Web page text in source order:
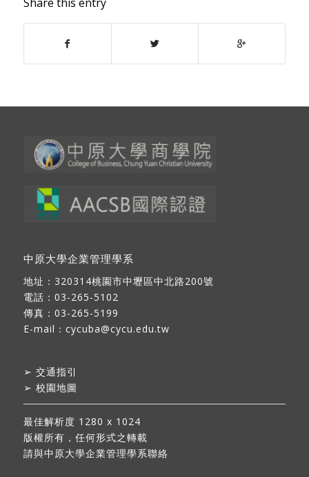
中原大學企業管理學系
地址： 320314桃園市中壢區中北路200號
電話：03-265-5102
傳真：03-265-5199
E-mail： cycuba@cycu.edu.tw
➢ 交通指引
➢ 校園地圖
最佳解析度 1280 x 1024
版權所有，任何形式之轉載
請與中原大學企業管理學系聯絡